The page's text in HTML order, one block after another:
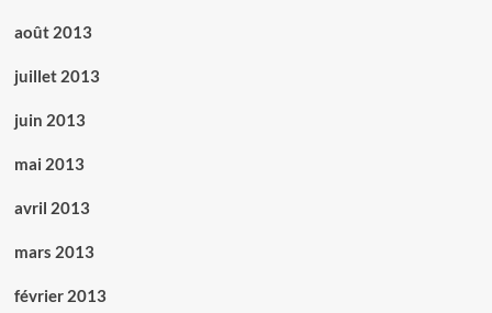
août 2013
juillet 2013
juin 2013
mai 2013
avril 2013
mars 2013
février 2013